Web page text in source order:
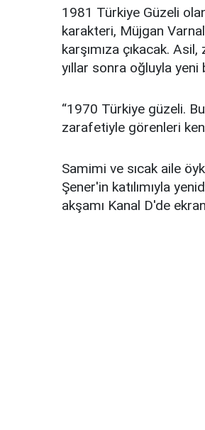
1981 Türkiye Güzeli
karakteri, Müjgan
karşımıza çıkacak.
yıllar sonra oğluyla
“1970 Türkiye güzeli.
zarafetiyle görenleri
Samimi ve sıcak aile
Şener'in katılımıyla
akşamı Kanal D'de